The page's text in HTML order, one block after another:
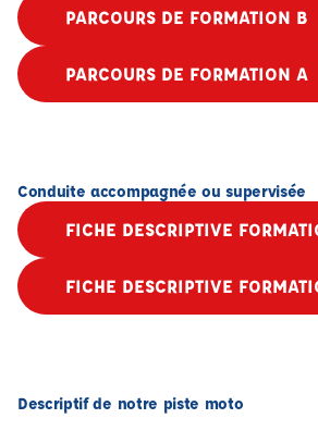
PARCOURS DE FORMATION B
PARCOURS DE FORMATION A
Conduite accompagnée ou supervisée
FICHE DESCRIPTIVE
FICHE DESCRIPTIVE
Descriptif de notre piste moto